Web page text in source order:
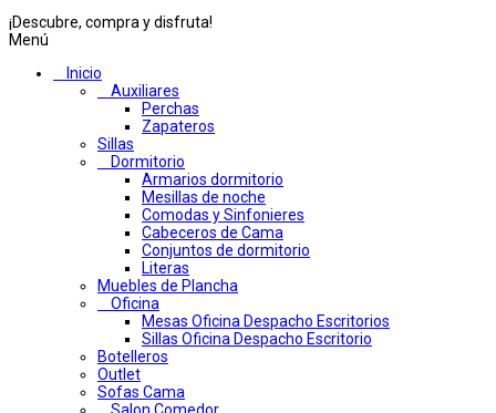
¡Descubre, compra y disfruta!
Menú
Inicio
Auxiliares
Perchas
Zapateros
Sillas
Dormitorio
Armarios dormitorio
Mesillas de noche
Comodas y Sinfonieres
Cabeceros de Cama
Conjuntos de dormitorio
Literas
Muebles de Plancha
Oficina
Mesas Oficina Despacho Escritorios
Sillas Oficina Despacho Escritorio
Botelleros
Outlet
Sofas Cama